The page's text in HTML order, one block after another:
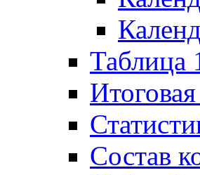
Таблица
Состав